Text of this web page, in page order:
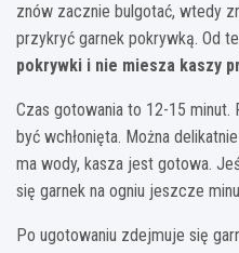
znów zacznie bulgotać, wtedy
przykryć garnek pokrywką. Od
pokrywki i nie miesza kaszy
Czas gotowania to 12-15 minut.
być wchłonięta. Można
ma wody, kasza jest gotowa.
się garnek na ogniu jeszcze
Po ugotowaniu zdejmuje się